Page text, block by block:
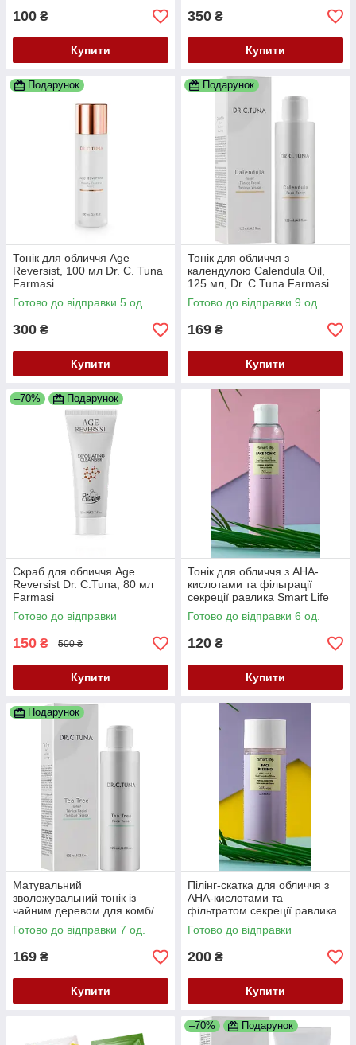
100 ₴
Купити
350 ₴
Купити
Подарунок
Тонік для обличчя Age
Reversist, 100 мл Dr. C. Tuna
Farmasi
Готово до відправки 5 од.
300 ₴
Купити
Подарунок
Тонік для обличчя з
календулою Calendula Oil,
125 мл, Dr. C.Tuna Farmasi
Готово до відправки 9 од.
169 ₴
Купити
–70% Подарунок
Скраб для обличчя Age
Reversist Dr. C.Tuna, 80 мл
Farmasi
Готово до відправки
150 ₴ 500 ₴
Купити
Тонік для обличчя з AHA-
кислотами та фільтрації
секреції равлика Smart Life
для всіх типів шкіри,150 мл
Farmasi
Готово до відправки 6 од.
120 ₴
Купити
Подарунок
Матувальний
зволожувальний тонік із
чайним деревом для комб/
жирної шкіри Tea Tree, 125
мл Dr. C.Tuna Farmasi
Готово до відправки 7 од.
169 ₴
Купити
Пілінг-скатка для обличчя з
АНА-кислотами та
фільтратом секреції равлика
Smart Life, 200 мл Farmasi
Готово до відправки
200 ₴
Купити
–70% Подарунок